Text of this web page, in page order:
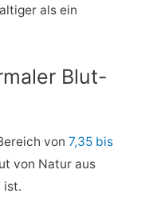
als ein
Blut-
von 7,35 bis
von Natur aus
ist.